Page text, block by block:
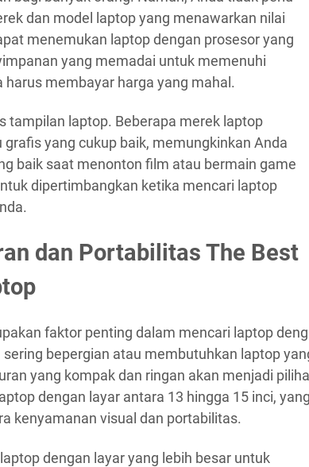
dan model laptop yang menawarkan nilai
menemukan laptop dengan prosesor yang
yang memadai untuk memenuhi
membayar harga yang mahal.
tampilan laptop. Beberapa merek laptop
yang cukup baik, memungkinkan Anda
baik saat menonton film atau bermain game
dipertimbangkan ketika mencari laptop
dan Portabilitas The Best
faktor penting dalam mencari laptop
bepergian atau membutuhkan laptop
yang kompak dan ringan akan menjadi
dengan layar antara 13 hingga 15 inci, yang
kenyamanan visual dan portabilitas.
dengan layar yang lebih besar untuk